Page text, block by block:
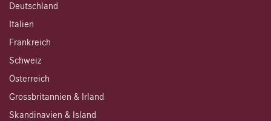
Deutschland
Italien
Frankreich
Schweiz
Österreich
Grossbritannien & Irland
Skandinavien & Island